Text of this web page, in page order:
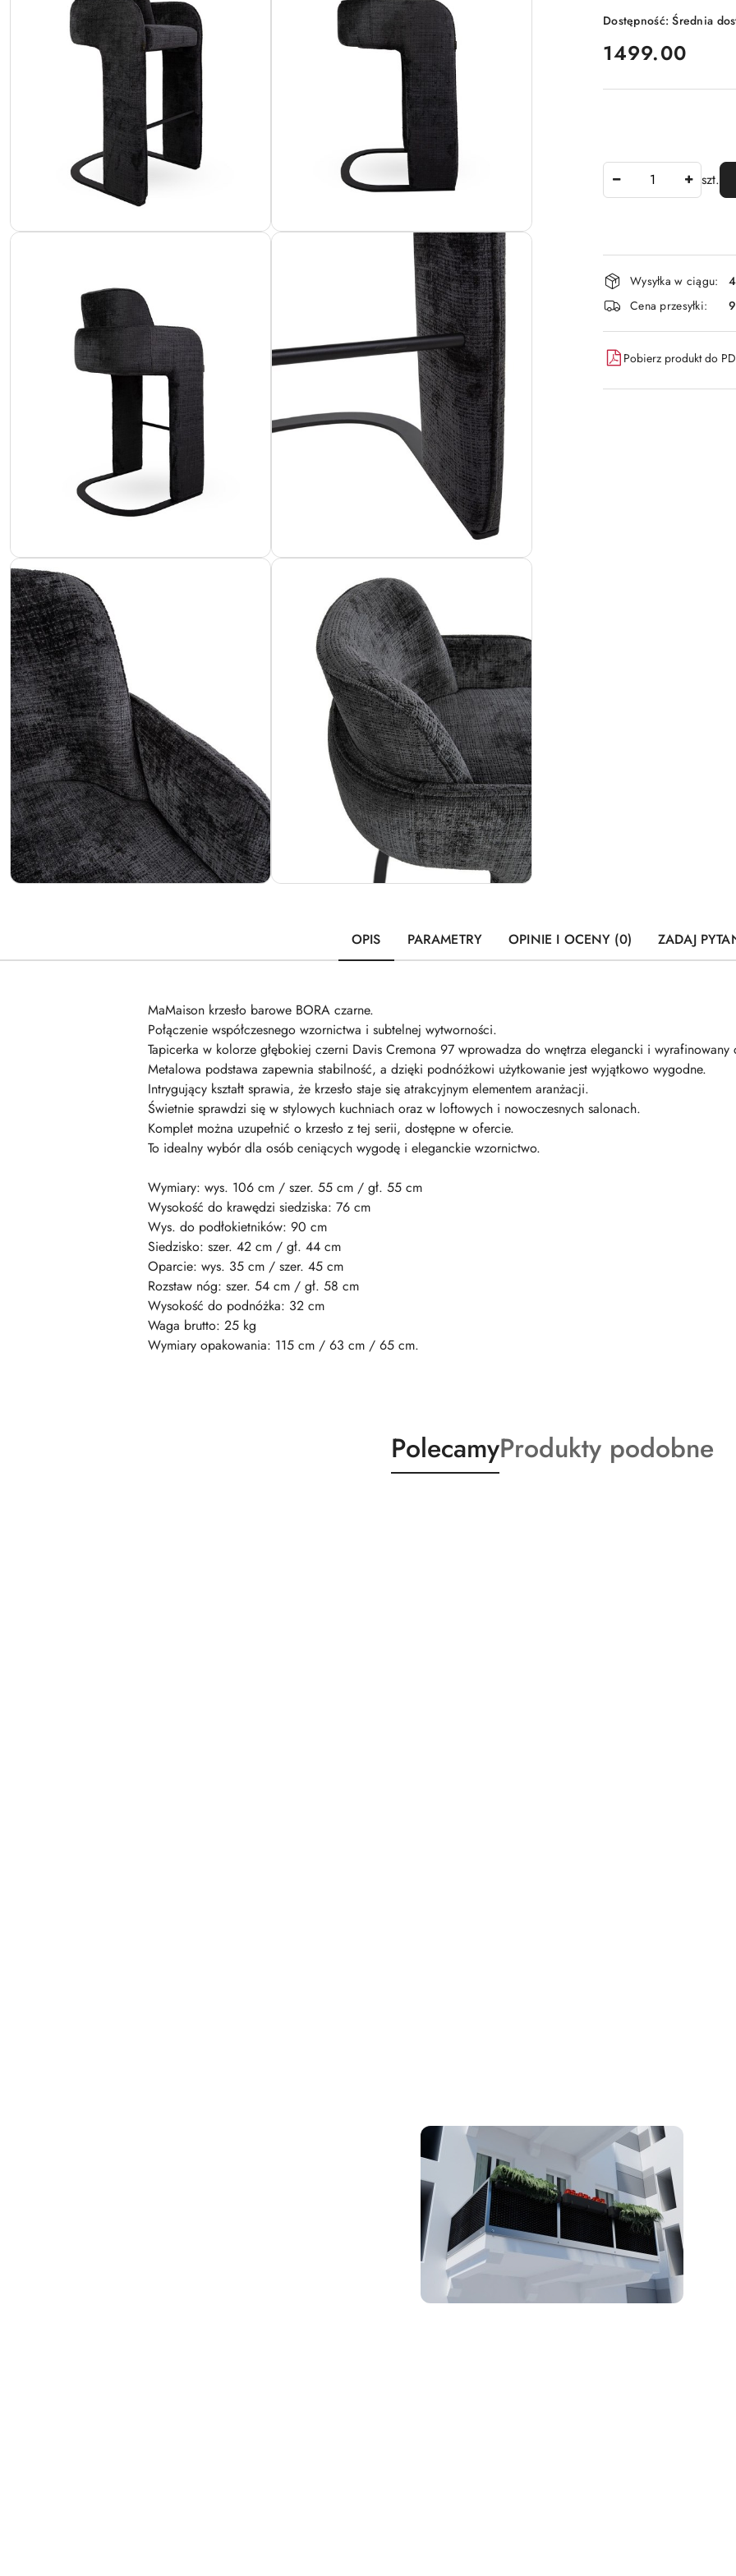
Dostępność:Średnia
cena:
1499.00
szt.
Dostępność
i
dostawa
Wysyłka w ciągu:
Cena przesyłki:
Pobierz produkt do
OPIS PARAMETRY OPINIE I OCENY (0) ZADAJ
MaMaison krzesło barowe BORA czarne.
Połączenie współczesnego wzornictwa i subtelnej wytworności.
Tapicerka w kolorze głębokiej czerni Davis Cremona 97 wprowadza do wnętrza elegancki i wyrafinowany
Metalowa podstawa zapewnia stabilność, a dzięki podnóżkowi użytkowanie jest wyjątkowo wygodne.
Intrygujący kształt sprawia, że krzesło staje się atrakcyjnym elementem aranżacji.
Świetnie sprawdzi się w stylowych kuchniach oraz w loftowych i nowoczesnych salonach.
Komplet można uzupełnić o krzesło z tej serii, dostępne w ofercie.
To idealny wybór dla osób ceniących wygodę i eleganckie wzornictwo.
Wymiary: wys. 106 cm / szer. 55 cm / gł. 55 cm
Wysokość do krawędzi siedziska: 76 cm
Wys. do podłokietników: 90 cm
Siedzisko: szer. 42 cm / gł. 44 cm
Oparcie: wys. 35 cm / szer. 45 cm
Rozstaw nóg: szer. 54 cm / gł. 58 cm
Wysokość do podnóżka: 32 cm
Waga brutto: 25 kg
Wymiary opakowania: 115 cm / 63 cm / 65 cm.
Produkty
o
PolecamyProdukty
o
Produkty podobne